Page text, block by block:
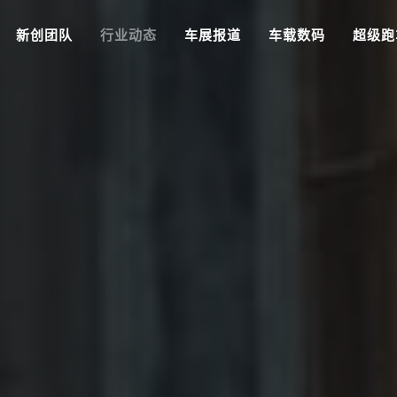
新创团队 行业动态 车展报道 车载数码 超级